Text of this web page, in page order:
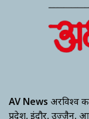
AV News
प्रदेश, इंदौर, उज्जैन,